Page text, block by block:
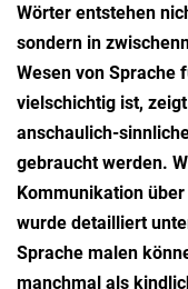
Wörter entstehen
sondern in
Wesen von Sprache
vielschichtig ist,
anschaulich-
gebraucht werden.
Kommunikation
wurde detailliert
Sprache malen
manchmal als